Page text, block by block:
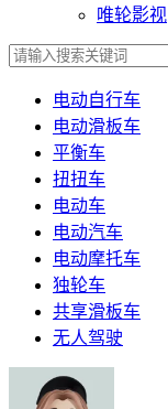
唯轮影视
电动自行车
电动滑板车
平衡车
扭扭车
电动车
电动汽车
电动摩托车
独轮车
共享滑板车
无人驾驶